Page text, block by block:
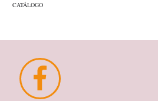
CATÁLOGO